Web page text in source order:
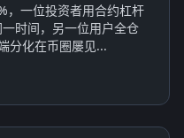
，一位投资者用合约杠杆
时间，另一位用户全仓
分化在币圈屡见...